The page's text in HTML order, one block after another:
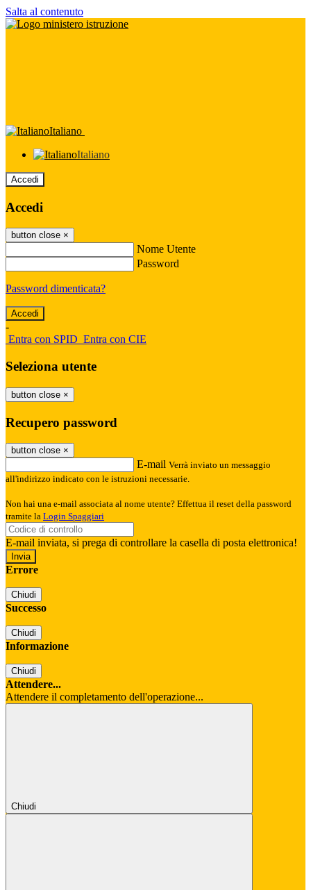
Salta al contenuto
Italiano
Italiano
Accedi
Accedi
button close ×
Nome Utente
Password
Password dimenticata?
-
Entra con SPID Entra con CIE
Seleziona utente
button close ×
Recupero password
button close ×
E-mail Verrà inviato un messaggio
all'indirizzo indicato con le istruzioni necessarie.
Non hai una e-mail associata al nome utente? Effettua il reset della password
tramite la Login Spaggiari
E-mail inviata, si prega di controllare la casella di posta elettronica!
Errore
Chiudi
Successo
Chiudi
Informazione
Chiudi
Attendere...
Attendere il completamento dell'operazione...
Chiudi